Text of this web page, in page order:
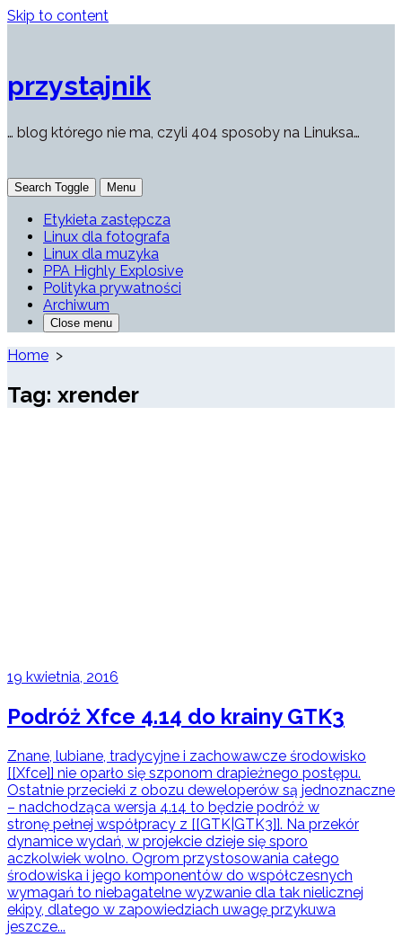
Skip to content
przystajnik
… blog którego nie ma, czyli 404 sposoby na Linuksa…
Search Toggle Menu
Etykieta zastępcza
Linux dla fotografa
Linux dla muzyka
PPA Highly Explosive
Polityka prywatności
Archiwum
Close menu
Home >
Tag: xrender
19 kwietnia, 2016
Podróż Xfce 4.14 do krainy GTK3
Znane, lubiane, tradycyjne i zachowawcze środowisko
[[Xfce]] nie oparło się szponom drapieżnego postępu.
Ostatnie przecieki z obozu deweloperów są jednoznaczne
– nadchodząca wersja 4.14 to będzie podróż w
stronę pełnej współpracy z [[GTK|GTK3]]. Na przekór
dynamice wydań, w projekcie dzieje się sporo
aczkolwiek wolno. Ogrom przystosowania całego
środowiska i jego komponentów do współczesnych
wymagań to niebagatelne wyzwanie dla tak nielicznej
ekipy, dlatego w zapowiedziach uwagę przykuwa
jeszcze...